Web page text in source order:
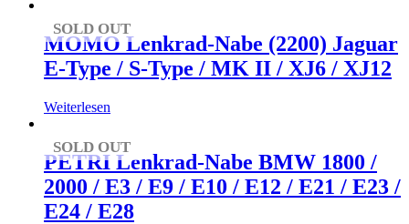
SOLD OUT
MOMO Lenkrad-Nabe (2200) Jaguar
E-Type / S-Type / MK II / XJ6 / XJ12
Weiterlesen
SOLD OUT
PETRI Lenkrad-Nabe BMW 1800 /
2000 / E3 / E9 / E10 / E12 / E21 / E23 /
E24 / E28